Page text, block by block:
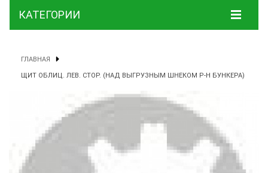
КАТЕГОРИИ
ГЛАВНАЯ
ЩИТ ОБЛИЦ. ЛЕВ. СТОР. (НАД ВЫГРУЗНЫМ ШНЕКОМ Р-Н БУНКЕРА)